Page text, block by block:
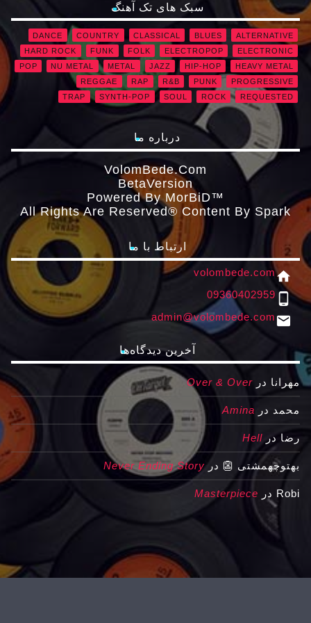
سبک های تک آهنگ
ALTERNATIVE
BLUES
CLASSICAL
COUNTRY
DANCE
ELECTRONIC
ELECTROPOP
FOLK
FUNK
HARD ROCK
HEAVY METAL
HIP-HOP
JAZZ
METAL
NU METAL
POP
PROGRESSIVE
PUNK
R&B
RAP
REGGAE
REQUESTED
ROCK
SOUL
SYNTH-POP
TRAP
درباره ما
VolomBede.com
ΒetaVersion
Powered By MorBiD™
All Rights Are Reserved® Content By Spark
ارتباط با ما
home
volombede.com
phone_android
09360402959
email
admin@volombede.com
آخرین دیدگاه‌ها
مهرانا در Over & Over
محمد در Amina
رضا در Hell
بهتوچهمشتی 👺 درNever Ending Story
Robi در Masterpiece